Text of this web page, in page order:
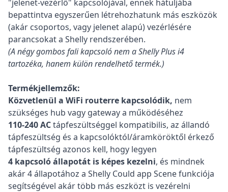
"jelenet-vezérlő" kapcsolójával, ennek hátuljába
bepattintva egyszerűen létrehozhatunk más eszközök
(akár csoportos, vagy jelenet alapú) vezérlésére
parancsokat a Shelly rendszerében.
(A négy gombos fali kapcsoló nem a Shelly Plus i4
tartozéka, hanem külön rendelhető termék.)
Termékjellemzők:
Közvetlenül a WiFi routerre kapcsolódik, nem
szükséges hub vagy gateway a működéséhez
110-240 АCtápfeszültséggel kompatibilis, az állandó
tápfeszültség és a kapcsolóktól/áramköröktől érkező
tápfeszültség azonos kell, hogy legyen
4 kapcsoló állapotát is képes kezelni, és mindnek
akár 4 állapotához a Shelly Could app Scene funkciója
segítségével akár több más eszközt is vezérelni